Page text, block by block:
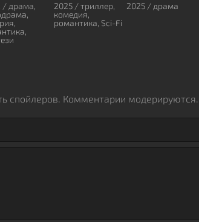
/ драма,
2025 / триллер,
комедия,
романтика, Sci-Fi
2025 / драма
спойлеров. Комментарии модерируются.